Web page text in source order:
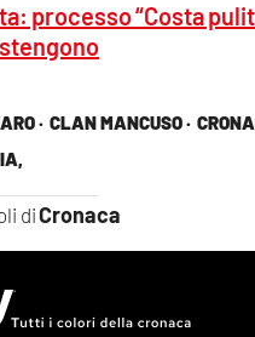
· CLAN MANCUSO ·
diCronaca
processo “Costa